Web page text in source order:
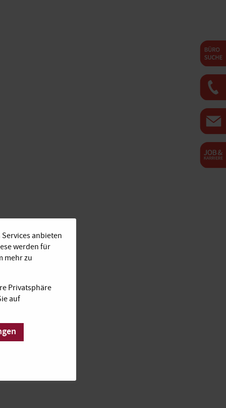
anbieten
werden für
mehr zu
Privatsphäre
auf